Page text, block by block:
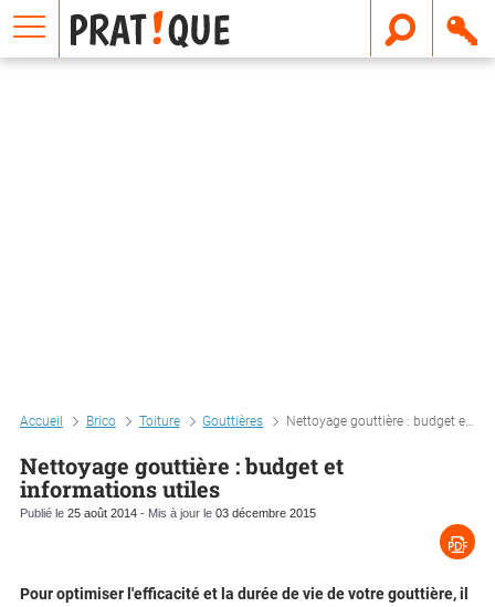
Accueil Brico Toiture Gouttières Nettoyage gouttière : budget et informations utiles
Nettoyage gouttière : budget et
informations utiles
Publié le 25 août 2014 - Mis à jour le 03 décembre 2015
Pour optimiser l'efficacité et la durée de vie de votre gouttière, il
E
m
a